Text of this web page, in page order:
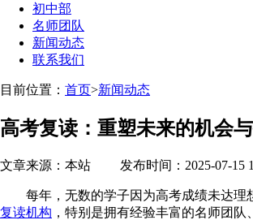
初中部
名师团队
新闻动态
联系我们
目前位置： 首页>新闻动态
高考复读：重塑未来的机会
文章来源：本站 发布时间：2025-07-15
每年，无数的学子因为高考成绩未达理想
复读机构 ，特别是拥有经验丰富的名师团